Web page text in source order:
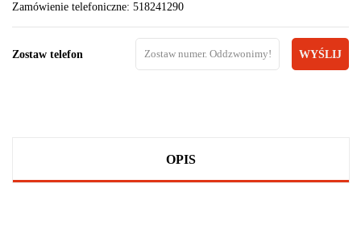
Zamówienie telefoniczne: 518241290
Zostaw telefon WYŚLIJ
OPIS